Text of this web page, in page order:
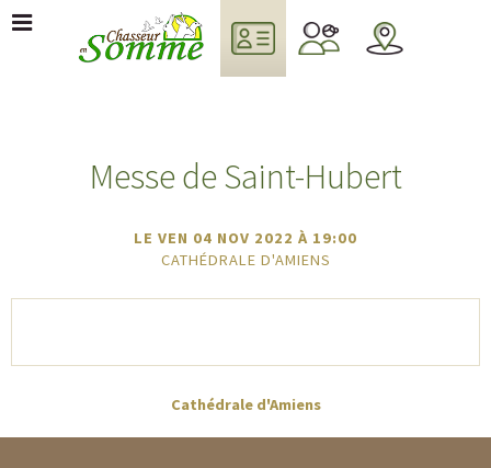
Messe de Saint-Hubert
LE VEN 04 NOV 2022 À 19:00
CATHÉDRALE D'AMIENS
Cathédrale d'Amiens